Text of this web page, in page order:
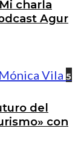
charla
Agur
5
del
con